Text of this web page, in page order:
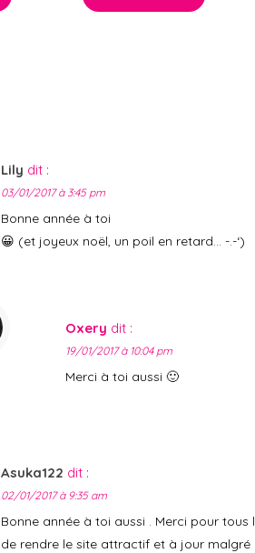
Lily dit :
03/01/2017 à 3:45 pm
Bonne année à toi
😀 (et joyeux noël, un poil en retard… -.-‘)
Oxery dit :
19/01/2017 à 10:04 pm
Merci à toi aussi 🙂
Asuka122 dit :
02/01/2017 à 9:35 am
Bonne année à toi aussi . Merci pour
de rendre le site attractif et à jour